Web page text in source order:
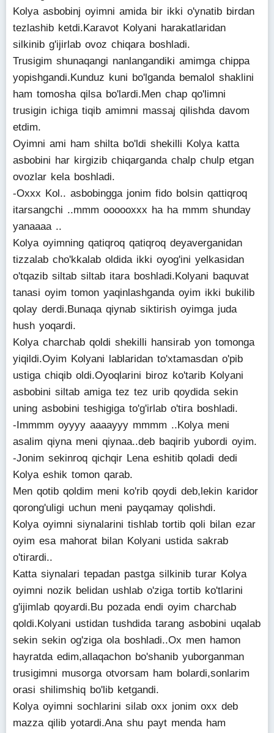
Kolya asbobinj oyimni amida bir ikki o'ynatib birdan
tezlashib ketdi.Karavot Kolyani harakatlaridan
silkinib g'ijirlab ovoz chiqara boshladi.
Trusigim shunaqangi nanlangandiki amimga chippa
yopishgandi.Kunduz kuni bo'lganda bemalol shaklini
ham tomosha qilsa bo'lardi.Men chap qo'limni
trusigin ichiga tiqib amimni massaj qilishda davom
etdim.
Oyimni ami ham shilta bo'ldi shekilli Kolya katta
asbobini har kirgizib chiqarganda chalp chulp etgan
ovozlar kela boshladi.
-Oxxx Kol.. asbobingga jonim fido bolsin qattiqroq
itarsangchi ..mmm oooooxxx ha ha mmm shunday
yanaaaa ..
Kolya oyimning qatiqroq qatiqroq deyaverganidan
tizzalab cho'kkalab oldida ikki oyog'ini yelkasidan
o'tqazib siltab siltab itara boshladi.Kolyani baquvat
tanasi oyim tomon yaqinlashganda oyim ikki bukilib
qolay derdi.Bunaqa qiynab siktirish oyimga juda
hush yoqardi.
Kolya charchab qoldi shekilli hansirab yon tomonga
yiqildi.Oyim Kolyani lablaridan to'xtamasdan o'pib
ustiga chiqib oldi.Oyoqlarini biroz ko'tarib Kolyani
asbobini siltab amiga tez tez urib qoydida sekin
uning asbobini teshigiga to'g'irlab o'tira boshladi.
-Immmm oyyyy aaaayyy mmmm ..Kolya meni
asalim qiyna meni qiynaa..deb baqirib yubordi oyim.
-Jonim sekinroq qichqir Lena eshitib qoladi dedi
Kolya eshik tomon qarab.
Men qotib qoldim meni ko'rib qoydi deb,lekin karidor
qorong'uligi uchun meni payqamay qolishdi.
Kolya oyimni siynalarini tishlab tortib qoli bilan ezar
oyim esa mahorat bilan Kolyani ustida sakrab
o'tirardi..
Katta siynalari tepadan pastga silkinib turar Kolya
oyimni nozik belidan ushlab o'ziga tortib ko'tlarini
g'ijimlab qoyardi.Bu pozada endi oyim charchab
qoldi.Kolyani ustidan tushdida tarang asbobini uqalab
sekin sekin og'ziga ola boshladi..Ox men hamon
hayratda edim,allaqachon bo'shanib yuborganman
trusigimni musorga otvorsam ham bolardi,sonlarim
orasi shilimshiq bo'lib ketgandi.
Kolya oyimni sochlarini silab oxx jonim oxx deb
mazza qilib yotardi.Ana shu payt menda ham